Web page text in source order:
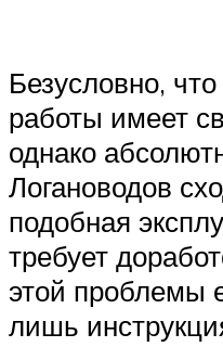
Безусловно,
работы имеет
однако
Логановодов
подобная
требует
этой проблемы
лишь